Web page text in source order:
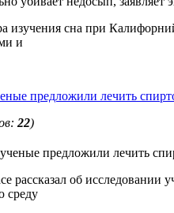
изучения сна при
и
предложили лечить
22)
рассказал об
среду